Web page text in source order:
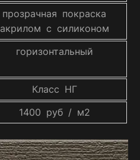
прозрачная покраска
акрилом с силиконом
горизонтальный
Класс НГ
1400 руб / м2